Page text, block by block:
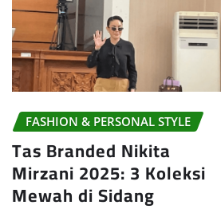
FASHION & PERSONAL STYLE
Tas Branded Nikita
Mirzani 2025: 3 Koleksi
Mewah di Sidang